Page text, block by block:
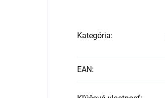
Kategória:
EAN: